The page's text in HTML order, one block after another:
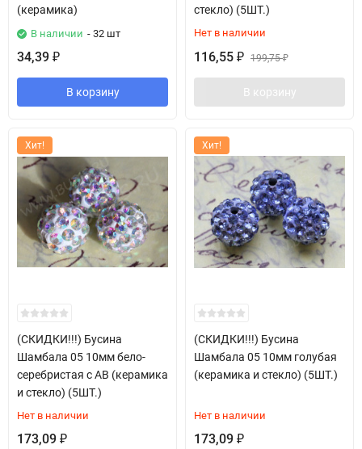
(керамика)
В наличии - 32 шт
34,39 ₽
В корзину
стекло) (5ШТ.)
Нет в наличии
116,55 ₽ 199,75₽
В корзину
Хит!
(СКИДКИ!!!) Бусина
Шамбала 05 10мм бело-
серебристая с АВ (керамика
и стекло) (5ШТ.)
Нет в наличии
173,09 ₽
Хит!
(СКИДКИ!!!) Бусина
Шамбала 05 10мм голубая
(керамика и стекло) (5ШТ.)
Нет в наличии
173,09 ₽